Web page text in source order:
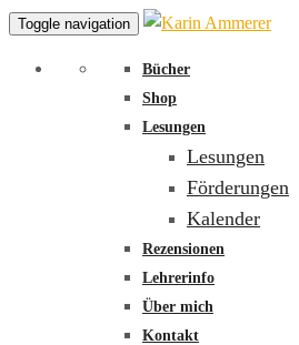
Toggle navigation
Bücher
Shop
Lesungen
Lesungen
Förderungen
Kalender
Rezensionen
Lehrerinfo
Über mich
Kontakt